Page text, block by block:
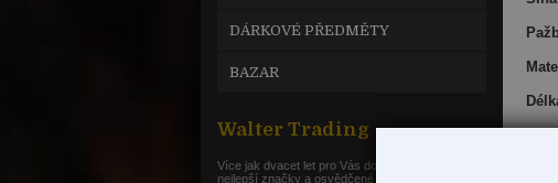
DÁRKOVÉ PŘEDMĚTY
BAZAR
Walter Trading
Více jak dvacet let pro Vás dovážíme jen ty
nejlepší značky a osvědčené produkty z oblasti